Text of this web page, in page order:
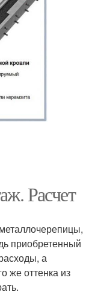
Расчет
приобретенный
а
же оттенка из